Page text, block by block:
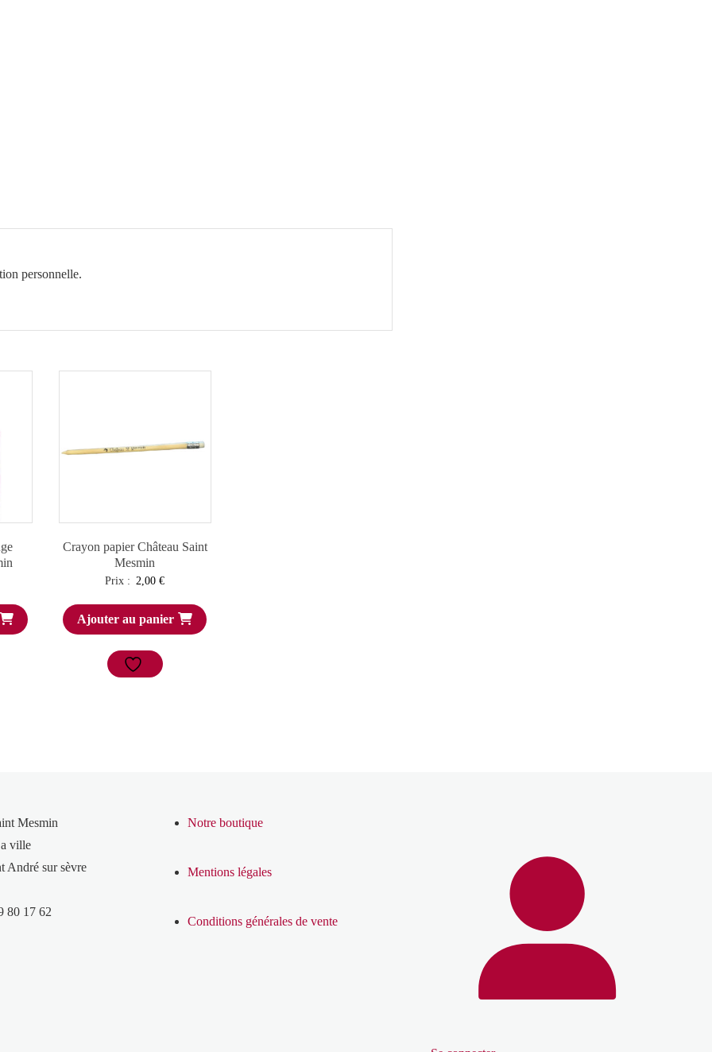
personnelle.
Crayon papier Château Saint
Mesmin
Prix : 2,00€
Ajouter au panier
Mesmin
ville
André sur sèvre
80 17 62
Notre boutique
Mentions légales
Conditions générales de vente